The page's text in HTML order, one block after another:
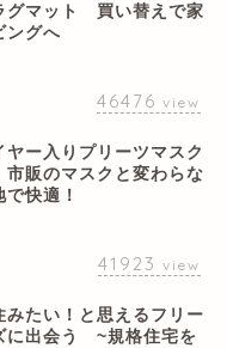
グマット 買い替えで家
ングへ
46476 view
ヤー入りプリーツマスク
販のマスクと変わらな
快適！
41923 view
みたい！と思えるフリー
に出会う ~規格住宅を